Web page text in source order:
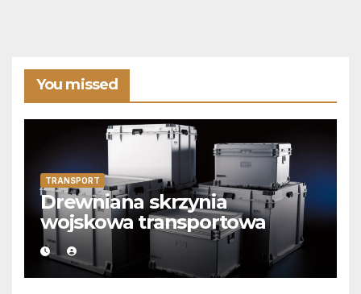
You missed
TRANSPORT
Drewniana skrzynia
wojskowa transportowa